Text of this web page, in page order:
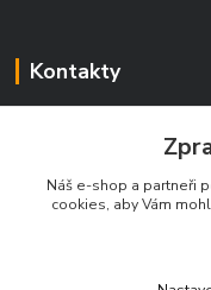
Kontakty
+420 603 811 188
spektra-
Náš e-shop a partneři
cookies, aby Vám